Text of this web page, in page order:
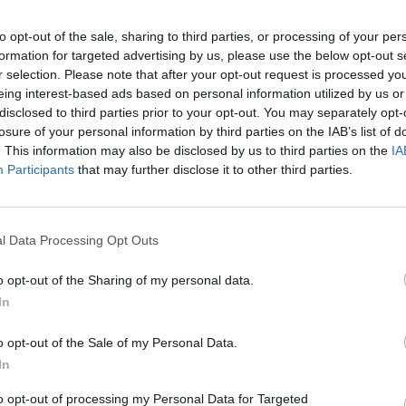
opt-out of the sale, sharing to third parties, or processing of your
for targeted advertising by us, please use the below opt-out
selection. Please note that after your opt-out request is processed
interest-based ads based on personal information utilized by us
to third parties prior to your opt-out. You may separately
of your personal information by third parties on the IAB’s list of
This information may also be disclosed by us to third parties on the
Participants that may further disclose it to other third parties.
Data Processing Opt Outs
opt-out of the Sharing of my personal data.
opt-out of the Sale of my Personal Data.
opt-out of processing my Personal Data for Targeted
pronto a scommettere su incassi di
già quest'anno. Altro motivo di frizione
italiano e Fondo monetario il capitolo
gli ispettori di Washington infatti la
previdenza, finora unico atto concreto in
considerata decisamente insufficiente a
tendenza della spesa pensionistica».
«per mantenere il deficit vicino agli
che però non va inteso come una
sul tema delle pensioni ha però
pensarla diversamente assicurando
rappresentato dai fondi integrativi verrà
importante. E su questo - ha
per sgombrare il campo da dissidi
Rudy Giuliani a Come States?
Trump, Meloni e la strategia
americana